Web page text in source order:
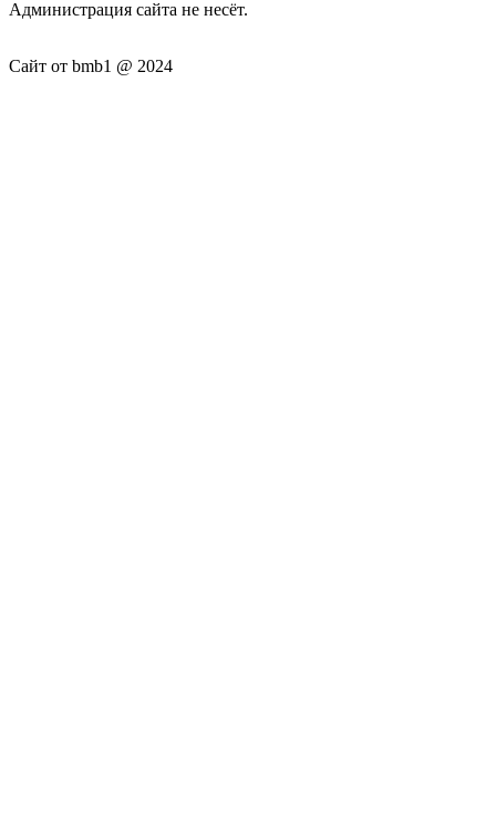
Администрация сайта не несёт.
Сайт от bmb1 @ 2024